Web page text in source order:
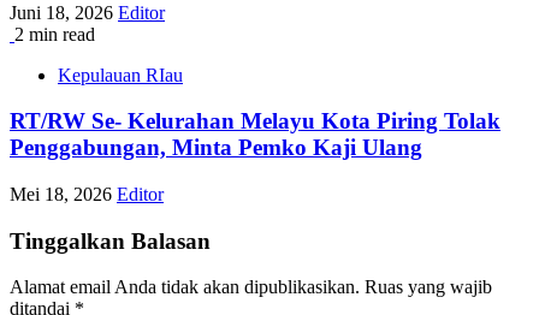
Juni 18, 2026 Editor
2 min read
Kepulauan RIau
RT/RW Se- Kelurahan Melayu Kota Piring Tolak
Penggabungan, Minta Pemko Kaji Ulang
Mei 18, 2026 Editor
Tinggalkan Balasan
Alamat email Anda tidak akan dipublikasikan. Ruas yang wajib
ditandai *